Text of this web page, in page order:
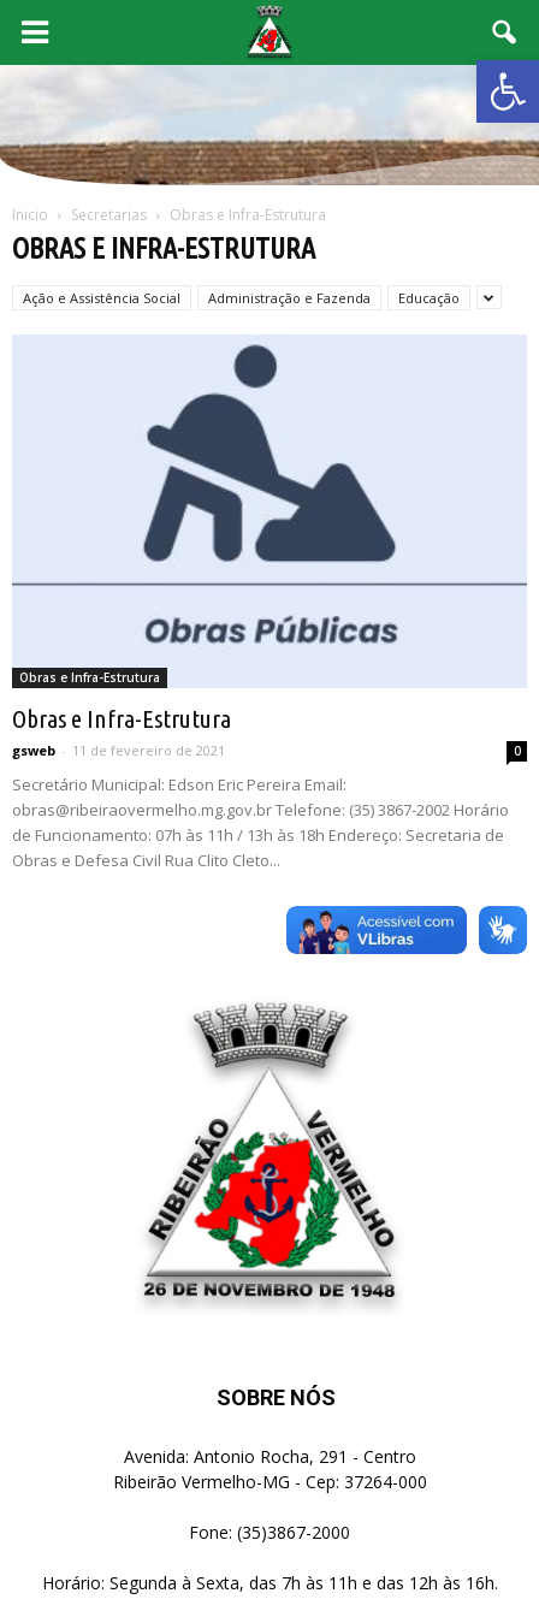
Abrir
Inicio Secretarias Obras e Infra-Estrutura
OBRAS E INFRA-ESTRUTURA
Ação e Assistência Social Administração e Fazenda Educação
Obras e Infra-Estrutura
Obras e Infra-Estrutura
gsweb - 11 de fevereiro de 2021 0
Secretário Municipal: Edson Eric Pereira Email:
obras@ribeiraovermelho.mg.gov.br Telefone: (35) 3867-2002 Horário
de Funcionamento: 07h às 11h / 13h às 18h Endereço: Secretaria de
Obras e Defesa Civil Rua Clito Cleto...
SOBRE NÓS
Avenida: Antonio Rocha, 291 - Centro
Ribeirão Vermelho-MG - Cep: 37264-000
Fone: (35)3867-2000
Horário: Segunda à Sexta, das 7h às 11h e das 12h às 16h.